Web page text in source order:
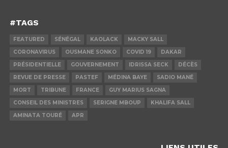
#TAGS
FEATURED SÉNÉGAL KAOLACK
MACKY SALL
CORONAVIRUS
OUSMANE SONKO COVID 19
DAKAR
PRÉSIDENTIELLE
GOUVERNEMENT IDRISSA SECK
DÉCÈS
REVUE DE PRESSE
PASTEF MÉDINA BAYE
SADIO MANÉ
MORT
TRIBUNE FRANCE
GUY MARIUS SAGNA
CONSEIL DES MINISTRES
SERIGNE MBOUP
KHALIFA SALL
AMINATA TOURÉ
APR